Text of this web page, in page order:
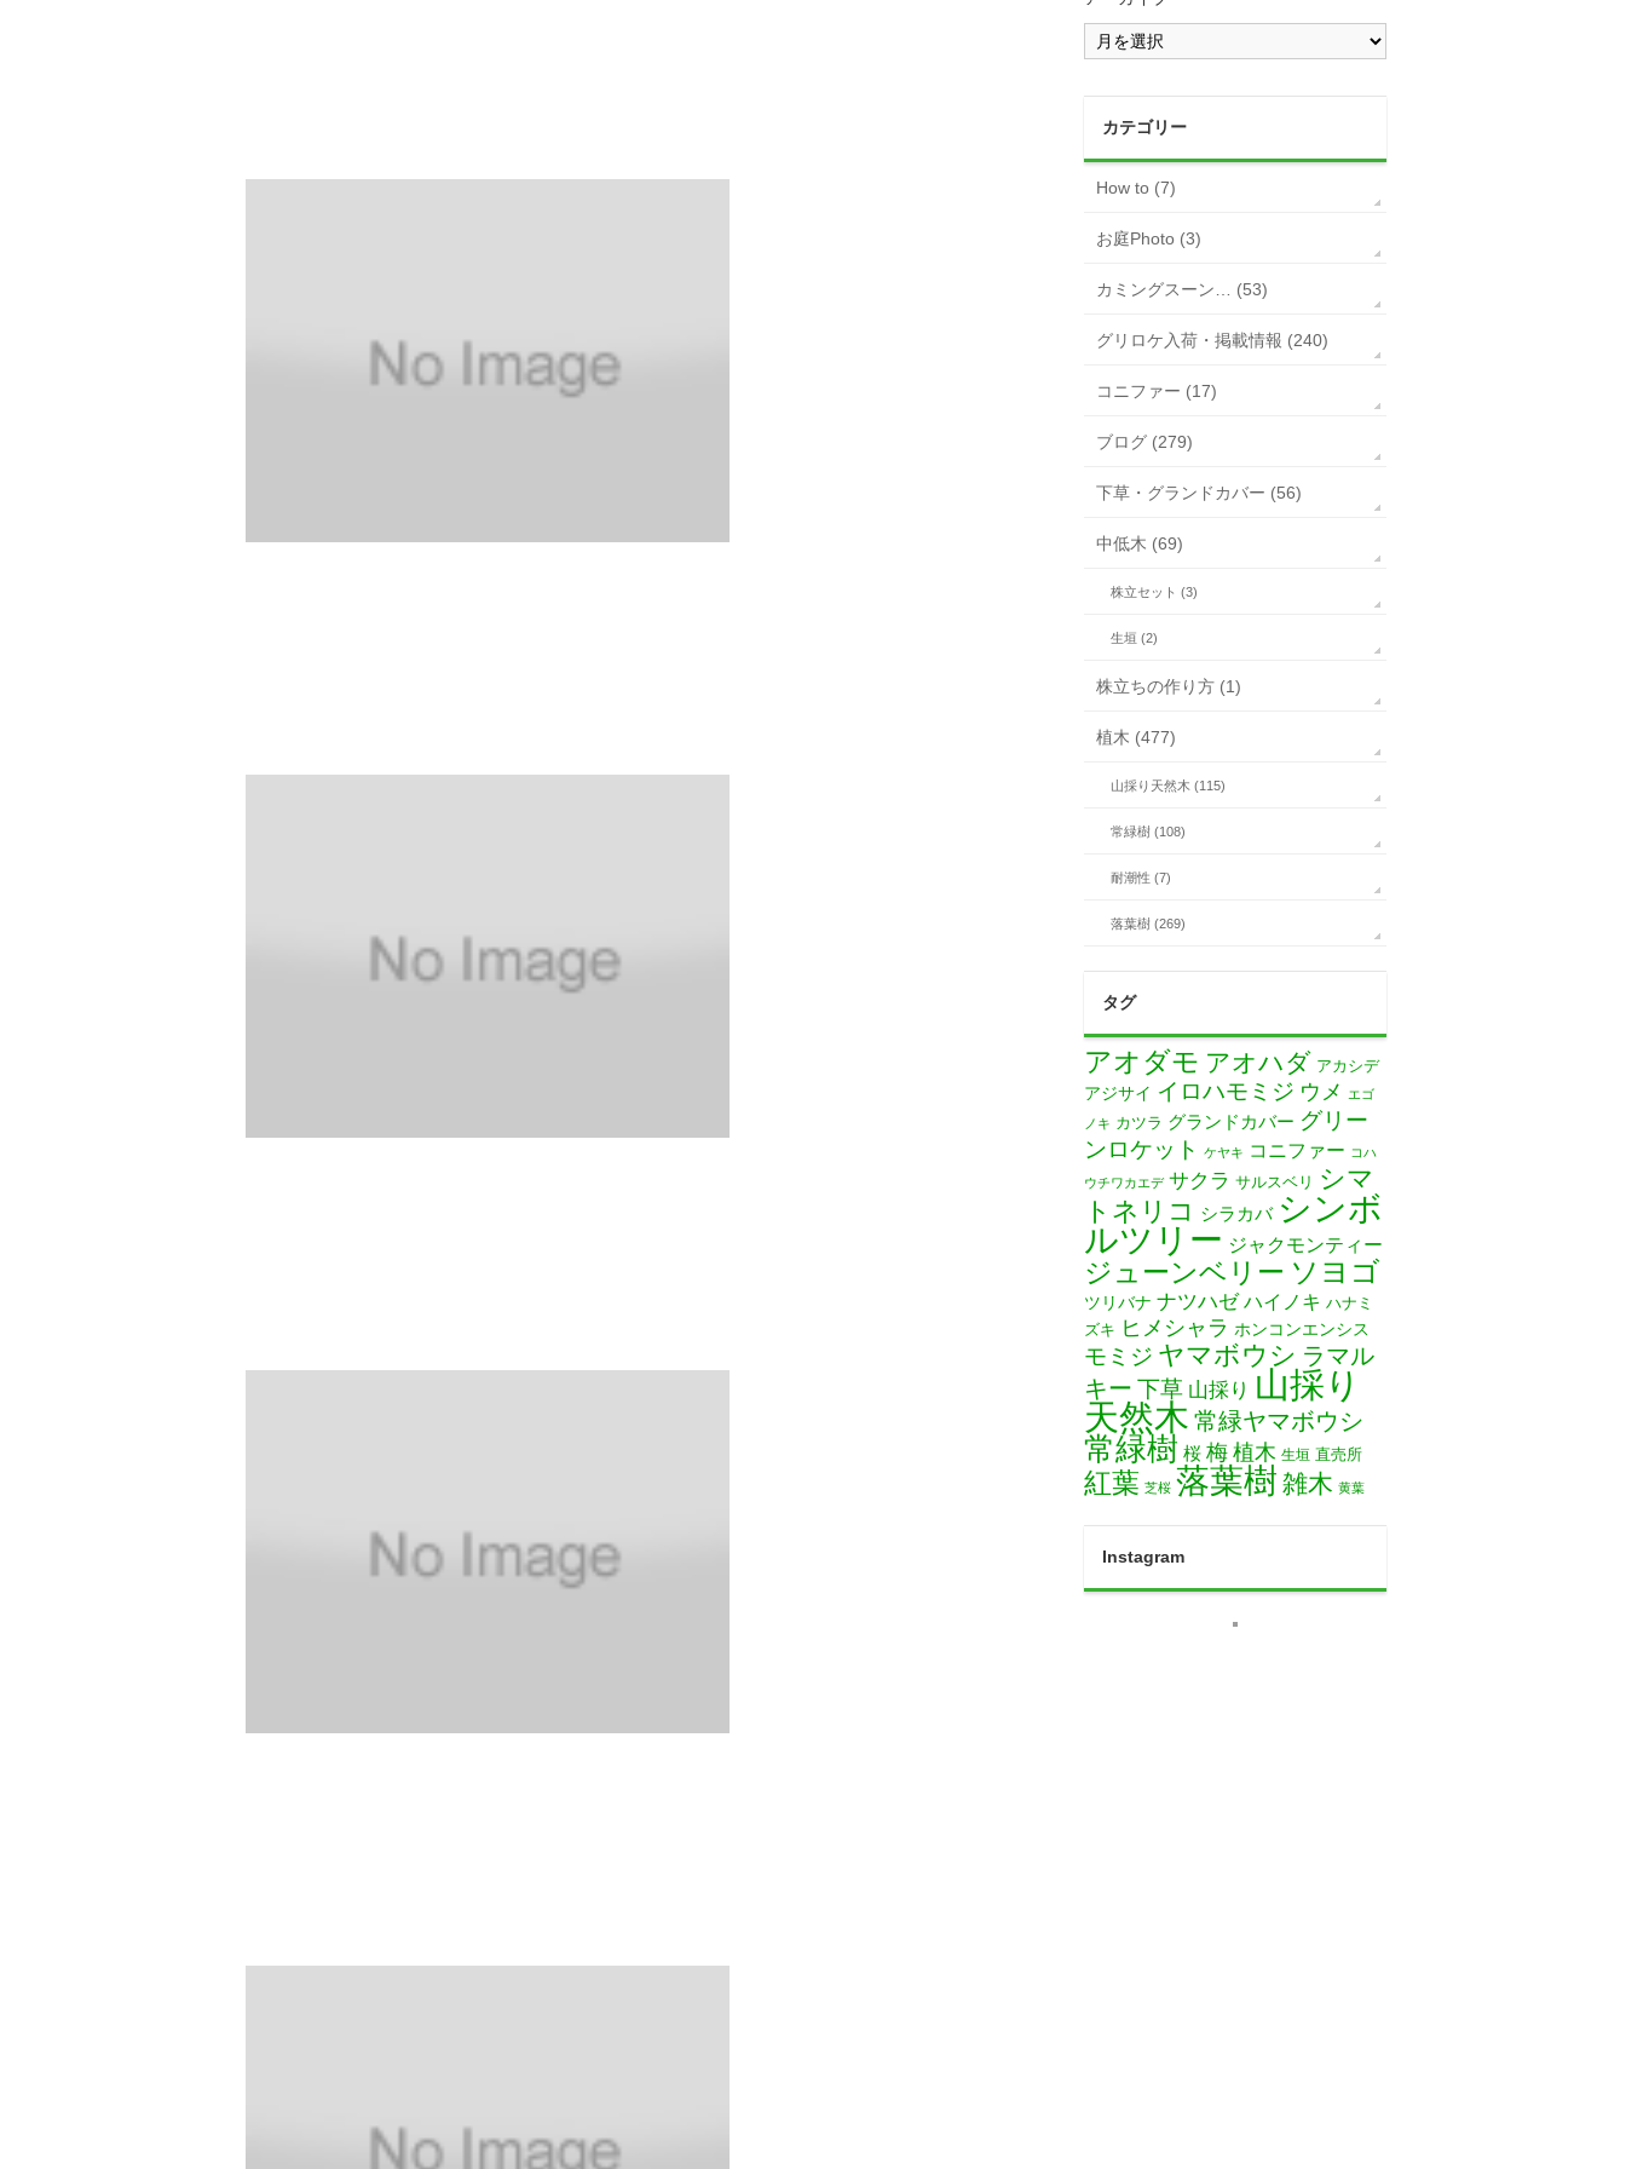
カテゴリー
How to (7)
お庭Photo (3)
カミングスーン… (53)
グリロケ入荷・掲載情報 (240)
コニファー (17)
ブログ (279)
下草・グランドカバー (56)
中低木 (69)
株立セット (3)
生垣 (2)
株立ちの作り方 (1)
植木 (477)
山採り天然木 (115)
常緑樹 (108)
耐潮性 (7)
落葉樹 (269)
タグ
アオダモ アオハダ アカシデ
アジサイ イロハモミジ ウメ
エゴ
ノキ カツラ グランドカバー グリー
ンロケット
ケヤキ コニファー コハ
ウチワカエデ サクラ サルスベリ シマ
トネリコ
シラカバ シンボ
ルツリー ジャクモンティー
ジューンベリー ソヨゴ
ツリバナ ナツハゼ ハイノキ ハナミ
ズキ ヒメシャラ ホンコンエンシス
モミジ ヤマボウシ ラマル
キー 下草 山採り 山採り
天然木 常緑ヤマボウシ
常緑樹 桜 梅 植木 生垣 直売所
紅葉 芝桜 落葉樹 雑木 黄葉
Instagram